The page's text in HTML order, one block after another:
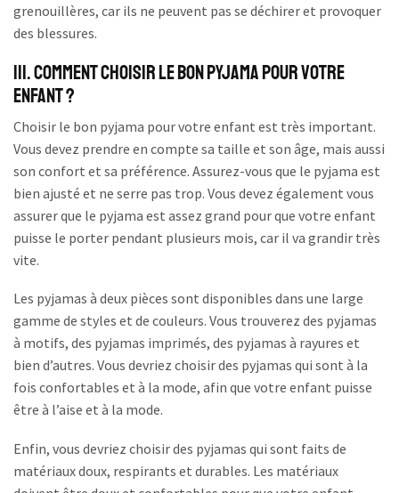
grenouillères, car ils ne peuvent pas se déchirer et provoquer
des blessures.
III. Comment choisir le bon pyjama pour votre
enfant ?
Choisir le bon pyjama pour votre enfant est très important.
Vous devez prendre en compte sa taille et son âge, mais aussi
son confort et sa préférence. Assurez-vous que le pyjama est
bien ajusté et ne serre pas trop. Vous devez également vous
assurer que le pyjama est assez grand pour que votre enfant
puisse le porter pendant plusieurs mois, car il va grandir très
vite.
Les pyjamas à deux pièces sont disponibles dans une large
gamme de styles et de couleurs. Vous trouverez des pyjamas
à motifs, des pyjamas imprimés, des pyjamas à rayures et
bien d’autres. Vous devriez choisir des pyjamas qui sont à la
fois confortables et à la mode, afin que votre enfant puisse
être à l’aise et à la mode.
Enfin, vous devriez choisir des pyjamas qui sont faits de
matériaux doux, respirants et durables. Les matériaux